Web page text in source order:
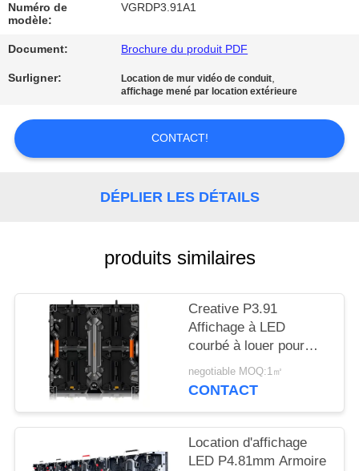
CONTRÔLE
DE
LA
NOUS
CONTACTER
DEMANDEZ
DEVIS
PLAN
DU
Numéro de
modèle:
VGRDP3.91A1
Document: Brochure du produit PDF
Surligner: Location de mur vidéo de conduit,
affichage mené par location extérieure
CONTACT!
DÉPLIER LES DÉTAILS
produits similaires
Creative P3.91
Affichage à LED
courbé à louer pour
événements diffusion
et publicité à taux de
negotiable MOQ:1㎡
CONTACT
Location d'affichage
LED P4.81mm Armoire